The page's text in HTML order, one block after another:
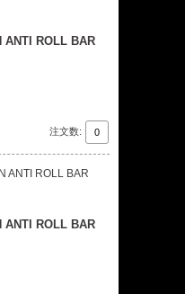
ROLL BAR
注文数:
ROLL BAR